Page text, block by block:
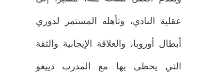
عقلية النادي، وتأهله المستمر لدوري
أبطال أوروبا، والعلاقة الإيجابية والثقة
التي يحظى بها مع المدرب دييغو